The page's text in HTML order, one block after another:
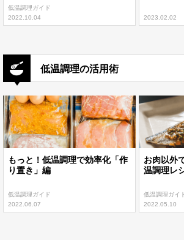
低温調理ガイド
2022.10.04
2023.02.02
低温調理の活用術
もっと！低温調理で効率化「作
り置き」編
低温調理ガイド
2022.06.07
お肉以外
温調理レ
低温調理ガイ
2022.05.10